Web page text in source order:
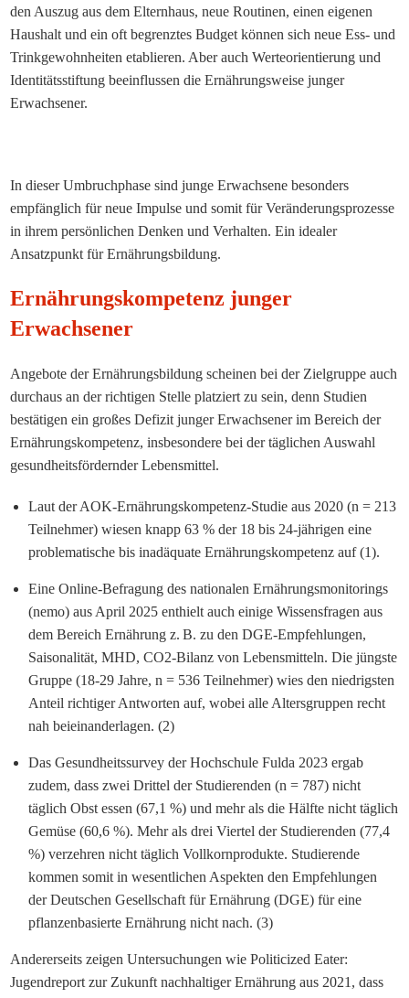
den Auszug aus dem Elternhaus, neue Routinen, einen eigenen
Haushalt und ein oft begrenztes Budget können sich neue Ess- und
Trinkgewohnheiten etablieren. Aber auch Werteorientierung und
Identitätsstiftung beeinflussen die Ernährungsweise junger
Erwachsener.
In dieser Umbruchphase sind junge Erwachsene besonders
empfänglich für neue Impulse und somit für Veränderungsprozesse
in ihrem persönlichen Denken und Verhalten. Ein idealer
Ansatzpunkt für Ernährungsbildung.
Ernährungskompetenz junger
Erwachsener
Angebote der Ernährungsbildung scheinen bei der Zielgruppe auch
durchaus an der richtigen Stelle platziert zu sein, denn Studien
bestätigen ein großes Defizit junger Erwachsener im Bereich der
Ernährungskompetenz, insbesondere bei der täglichen Auswahl
gesundheitsfördernder Lebensmittel.
Laut der AOK-Ernährungskompetenz-Studie aus 2020 (n = 213
Teilnehmer) wiesen knapp 63 % der 18 bis 24-jährigen eine
problematische bis inadäquate Ernährungskompetenz auf (1).
Eine Online-Befragung des nationalen Ernährungsmonitorings
(nemo) aus April 2025 enthielt auch einige Wissensfragen aus
dem Bereich Ernährung z. B. zu den DGE-Empfehlungen,
Saisonalität, MHD, CO2-Bilanz von Lebensmitteln. Die jüngste
Gruppe (18-29 Jahre, n = 536 Teilnehmer) wies den niedrigsten
Anteil richtiger Antworten auf, wobei alle Altersgruppen recht
nah beieinanderlagen. (2)
Das Gesundheitssurvey der Hochschule Fulda 2023 ergab
zudem, dass zwei Drittel der Studierenden (n = 787) nicht
täglich Obst essen (67,1 %) und mehr als die Hälfte nicht täglich
Gemüse (60,6 %). Mehr als drei Viertel der Studierenden (77,4
%) verzehren nicht täglich Vollkornprodukte. Studierende
kommen somit in wesentlichen Aspekten den Empfehlungen
der Deutschen Gesellschaft für Ernährung (DGE) für eine
pflanzenbasierte Ernährung nicht nach. (3)
Andererseits zeigen Untersuchungen wie Politicized Eater:
Jugendreport zur Zukunft nachhaltiger Ernährung aus 2021, dass